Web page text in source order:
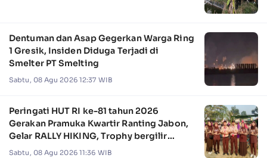
Dentuman dan Asap Gegerkan Warga Ring
1 Gresik, Insiden Diduga Terjadi di
Smelter PT Smelting
Sabtu, 08 Agu 2026 12:37 WIB
Peringati HUT RI ke-81 tahun 2026
Gerakan Pramuka Kwartir Ranting Jabon,
Gelar RALLY HIKING, Trophy bergilir
Camat Jabon
Sabtu, 08 Agu 2026 11:36 WIB